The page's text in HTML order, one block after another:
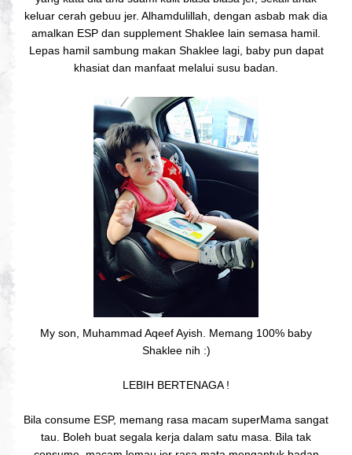
keluar cerah gebuu jer. Alhamdulillah, dengan asbab mak dia
amalkan ESP dan supplement Shaklee lain semasa hamil.
Lepas hamil sambung makan Shaklee lagi, baby pun dapat
khasiat dan manfaat melalui susu badan.
My son, Muhammad Aqeef Ayish. Memang 100% baby
Shaklee nih :)
LEBIH BERTENAGA !
Bila consume ESP, memang rasa macam superMama sangat
tau. Boleh buat segala kerja dalam satu masa. Bila tak